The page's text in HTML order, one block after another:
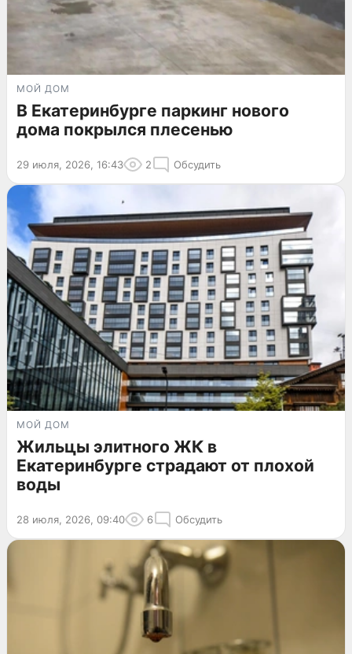
МОЙ ДОМ
В Екатеринбурге паркинг нового
дома покрылся плесенью
29 июля, 2026, 16:43 2 Обсудить
МОЙ ДОМ
Жильцы элитного ЖК в
Екатеринбурге страдают от плохой
воды
28 июля, 2026, 09:40 6 Обсудить